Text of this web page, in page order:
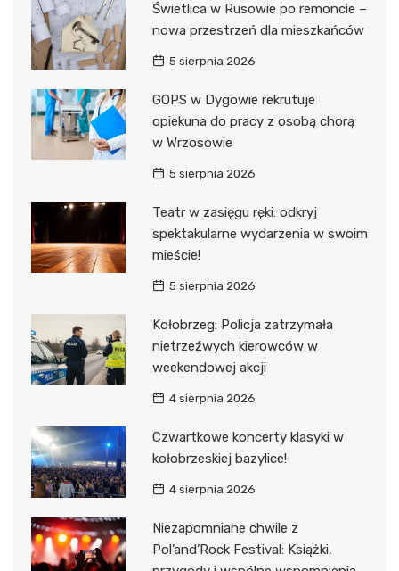
Świetlica w Rusowie po remoncie –
nowa przestrzeń dla mieszkańców
5 sierpnia 2026
GOPS w Dygowie rekrutuje
opiekuna do pracy z osobą chorą
w Wrzosowie
5 sierpnia 2026
Teatr w zasięgu ręki: odkryj
spektakularne wydarzenia w swoim
mieście!
5 sierpnia 2026
Kołobrzeg: Policja zatrzymała
nietrzeźwych kierowców w
weekendowej akcji
4 sierpnia 2026
Czwartkowe koncerty klasyki w
kołobrzeskiej bazylice!
4 sierpnia 2026
Niezapomniane chwile z
Pol’and’Rock Festival: Książki,